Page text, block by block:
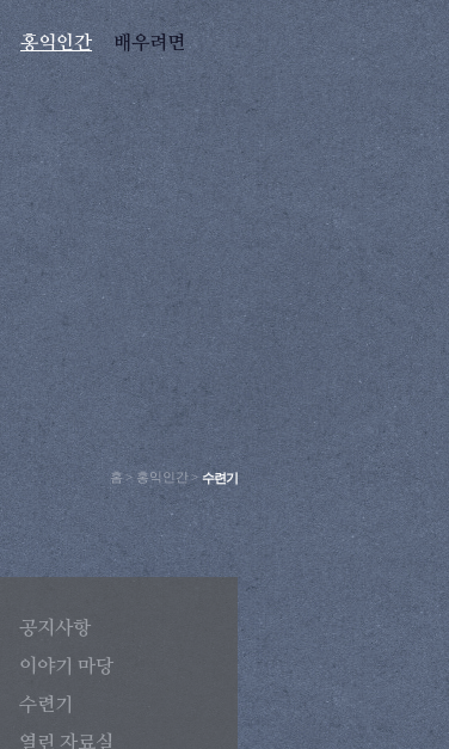
홍익인간 배우려면
홈 > 홍익인간> 수련기
공지사항
이야기 마당
수련기
열린 자료실